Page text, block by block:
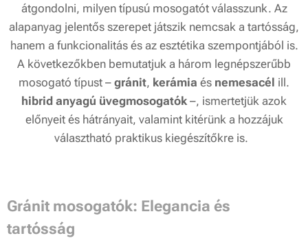
átgondolni, milyen típusú mosogatót válasszunk. Az
alapanyag jelentős szerepet játszik nemcsak a tartósság,
hanem a funkcionalitás és az esztétika szempontjából is.
A következőkben bemutatjuk a három legnépszerűbb
mosogató típust – gránit, kerámia és nemesacél ill.
hibrid anyagú üvegmosogatók–, ismertetjük azok
előnyeit és hátrányait, valamint kitérünk a hozzájuk
választható praktikus kiegészítőkre is.
Gránit mosogatók: Elegancia és
tartósság